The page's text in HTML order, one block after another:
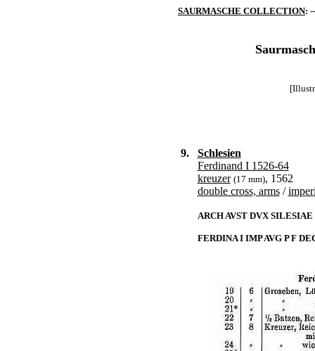
SAURMASCHE COLLECTION:
9.
Schlesien
Ferdinand I 1526-64
kreuzer (17 mm), 1562
double cross, arms/
ARCH AVST DVX SILESIAE
FERDINA I IMP AVG P F